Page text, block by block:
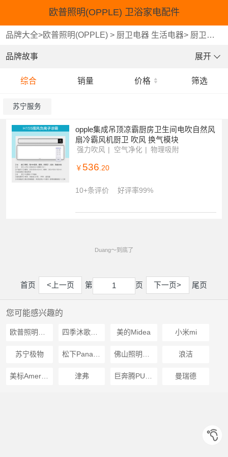
欧普照明(OPPLE) 卫浴家电配件
品牌大全>欧普照明(OPPLE) > 厨卫电器 生活电器> 厨卫大家电
品牌故事 展开
综合 销量 价格 筛选
苏宁服务
opple集成吊顶凉霸厨房卫生间电吹自然风
扇冷霸风机厨卫 吹风 换气模块
强力吹风 空气净化 物理吸附
￥ 536.20
10+条评价 好评率99%
Duang～到底了
首页 <上一页 第
1
1
页 下一页> 尾页
您可能感兴趣的
欧普照明OPPLE 四季沐歌MICOE 美的Midea 小米mi
苏宁极物 松下Panasonic 佛山照明FSL 浪洁
津弗 曼瑞德